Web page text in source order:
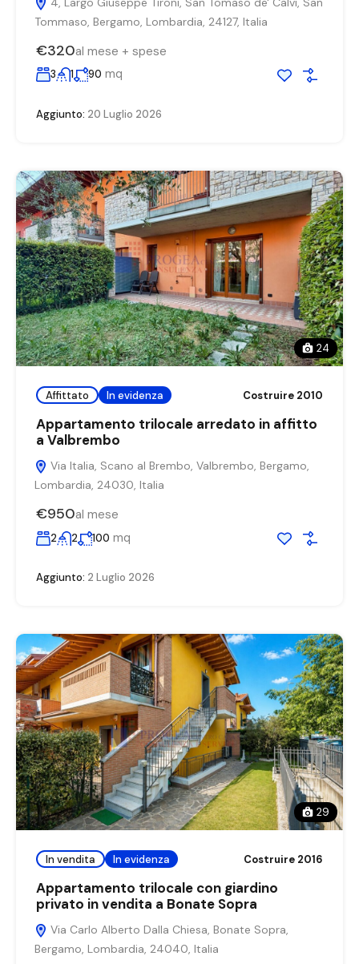
Tommaso, Bergamo, Lombardia, 24127, Italia
€320al mese + spese
3 1 90 mq
Aggiunto: 20 Luglio 2026
24
Affittato In evidenza Costruire 2010
Appartamento trilocale arredato in affitto
a Valbrembo
Via Italia, Scano al Brembo, Valbrembo, Bergamo,
Lombardia, 24030, Italia
€950al mese
2 2 100 mq
Aggiunto: 2 Luglio 2026
29
In vendita In evidenza Costruire 2016
Appartamento trilocale con giardino
privato in vendita a Bonate Sopra
Via Carlo Alberto Dalla Chiesa, Bonate Sopra,
Bergamo, Lombardia, 24040, Italia